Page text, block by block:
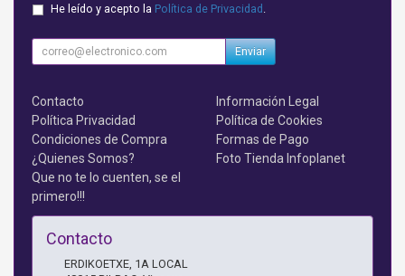
He leído y acepto la Política de Privacidad
Enviar
Contacto
Información Legal
Política Privacidad
Política de Cookies
Condiciones de Compra
Formas de Pago
¿Quienes Somos?
Foto Tienda Infoplanet
Que no te lo cuenten, se el
primero!!!
Contacto
ERDIKOETXE, 1A LOCAL